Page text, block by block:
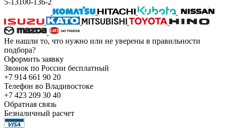
Не нашли то, что нужно или не уверены в правильности
подбора?
Оформить заявку
Звонок по России бесплатный
+7 914 661 90 20
Телефон во Владивостоке
+7 423 209 30 40
Обратная связь
Безналичный расчет